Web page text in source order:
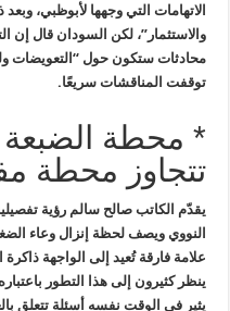
الاتهامات التي وجهها لأبوظبي،
والاستثمار”، لكن السودان قال إن
محادثات ستكون حول “التعويضات
توقفت المناقشات سريعًا.
* محطة الضبعة
تتجاوز محطة
يقدّم الكاتب صالح سالم رؤية
النووي ويصف لحظة إنزال وعاء
علامة فارقة تُعيد إلى الواجهة ذاكرة
ينظر كثيرون إلى هذا التطور باعتباره
يثير في الوقت نفسه أسئلة تتعلق